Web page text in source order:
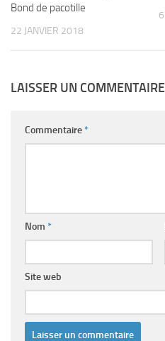
Bond de pacotille
22 JANVIER 2018
LAISSER UN COMMENTAIRE
Commentaire*
Nom *
Site web